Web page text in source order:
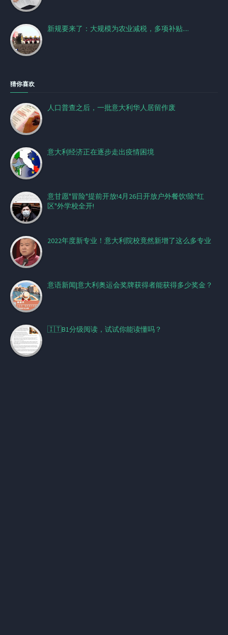
新规要来了：大规模为农业减税，多项补贴....
猜你喜欢
人口普查之后，一批意大利华人居留作废
意大利经济正在逐步走出疫情困境
意甘愿"冒险"提前开放!4月26日开放户外餐饮!除"红
区"外学校全开!
2022年度新专业！意大利院校竟然新增了这么多专业
意语新闻|意大利奥运会奖牌获得者能获得多少奖金？
🇮🇹B1分级阅读，试试你能读懂吗？